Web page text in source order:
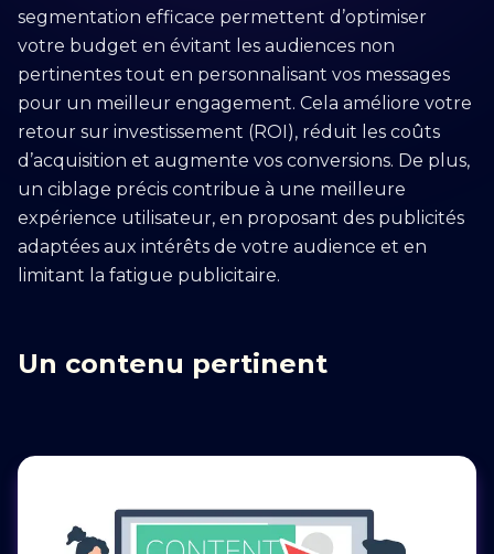
segmentation efficace permettent d’optimiser
votre budget en évitant les audiences non
pertinentes tout en personnalisant vos messages
pour un meilleur engagement. Cela améliore votre
retour sur investissement (ROI), réduit les coûts
d’acquisition et augmente vos conversions. De plus,
un ciblage précis contribue à une meilleure
expérience utilisateur, en proposant des publicités
adaptées aux intérêts de votre audience et en
limitant la fatigue publicitaire.
Un contenu pertinent